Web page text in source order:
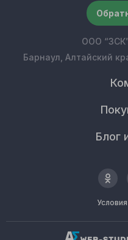
Блог
ООО
Барнаул, Алтайский